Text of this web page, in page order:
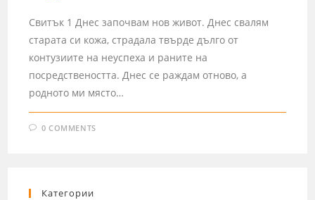
Свитък 1 Днес започвам нов живот. Днес свалям
старата си кожа, страдала твърде дълго от
контузиите на неуспеха и раните на
посредствеността. Днес се раждам отново, а
родното ми място…
0 COMMENTS
Категории